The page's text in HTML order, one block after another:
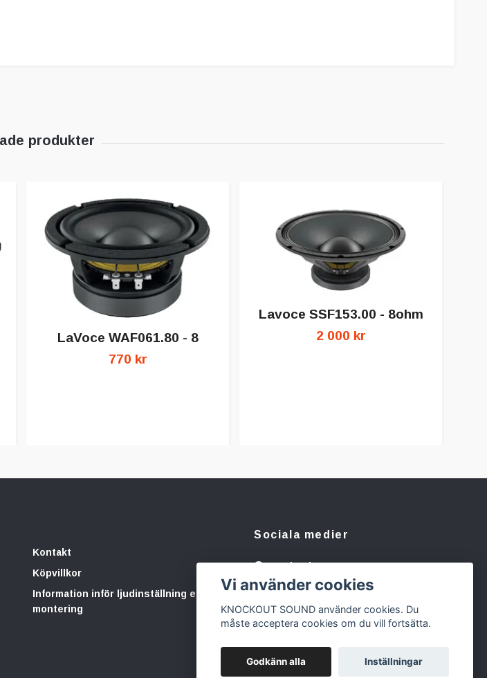
LaVoce WAF061.80 - 8
770 kr
Lavoce SSF153.00 - 8ohm
2 000 kr
Kontakt
Köpvillkor
Information inför ljudinställning eller
montering
Sociala medier
Facebook
Instagram
Vi använder cookies
KNOCKOUT SOUND använder cookies. Du
måste acceptera cookies om du vill fortsätta.
Godkänn alla Inställningar